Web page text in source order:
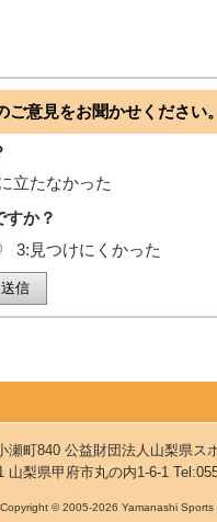
意見をお聞かせください。
立たなかった
か？
3:見つけにくかった
瀬町840 公益財団法人山梨県ス
山梨県甲府市丸の内1-6-1
Copyright © 2005-2026 Yamanashi Sports